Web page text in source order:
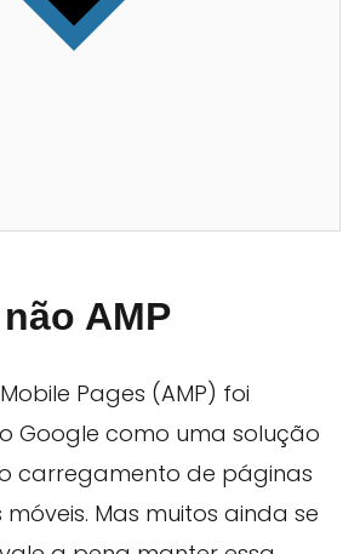
AMP
Pages (AMP) foi
Google como uma solução
carregamento de páginas
Mas muitos ainda se